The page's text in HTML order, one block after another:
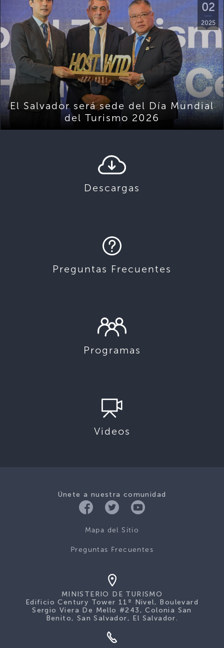
02
2025
El Salvador será sede del Día Mundial
del Turismo 2026
Descargas
Preguntas Frecuentes
Programas
Videos
Únete a nuestra comunidad
Mapa del Sitio
Preguntas Frecuentes
MINISTERIO DE TURISMO
Edificio Century Tower 11º Nivel, Boulevard
Sergio Viera De Mello #243, Colonia San
Benito, San Salvador, El Salvador.